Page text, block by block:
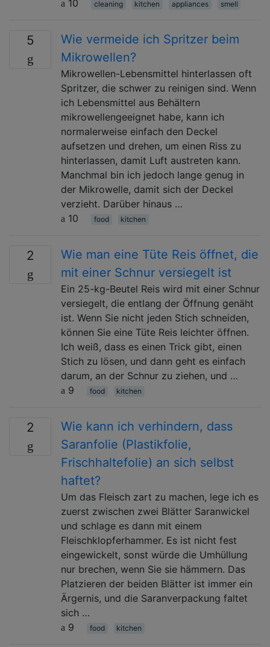
10 cleaning kitchen appliances smell
5
Wie vermeide ich Spritzer beim
Mikrowellen?
Mikrowellen-Lebensmittel hinterlassen oft
Spritzer, die schwer zu reinigen sind. Wenn
ich Lebensmittel aus Behältern
mikrowellengeeignet habe, kann ich
normalerweise einfach den Deckel
aufsetzen und drehen, um einen Riss zu
hinterlassen, damit Luft austreten kann.
Manchmal bin ich jedoch lange genug in
der Mikrowelle, damit sich der Deckel
verzieht. Darüber hinaus …
10
food kitchen
2
Wie man eine Tüte Reis öffnet, die
mit einer Schnur versiegelt ist
Ein 25-kg-Beutel Reis wird mit einer Schnur
versiegelt, die entlang der Öffnung genäht
ist. Wenn Sie nicht jeden Stich schneiden,
können Sie eine Tüte Reis leichter öffnen.
Ich weiß, dass es einen Trick gibt, einen
Stich zu lösen, und dann geht es einfach
darum, an der Schnur zu ziehen, und …
9
food kitchen
2
Wie kann ich verhindern, dass
Saranfolie (Plastikfolie,
Frischhaltefolie) an sich selbst
haftet?
Um das Fleisch zart zu machen, lege ich es
zuerst zwischen zwei Blätter Saranwickel
und schlage es dann mit einem
Fleischklopferhammer. Es ist nicht fest
eingewickelt, sonst würde die Umhüllung
nur brechen, wenn Sie sie hämmern. Das
Platzieren der beiden Blätter ist immer ein
Ärgernis, und die Saranverpackung faltet
sich …
9
food kitchen